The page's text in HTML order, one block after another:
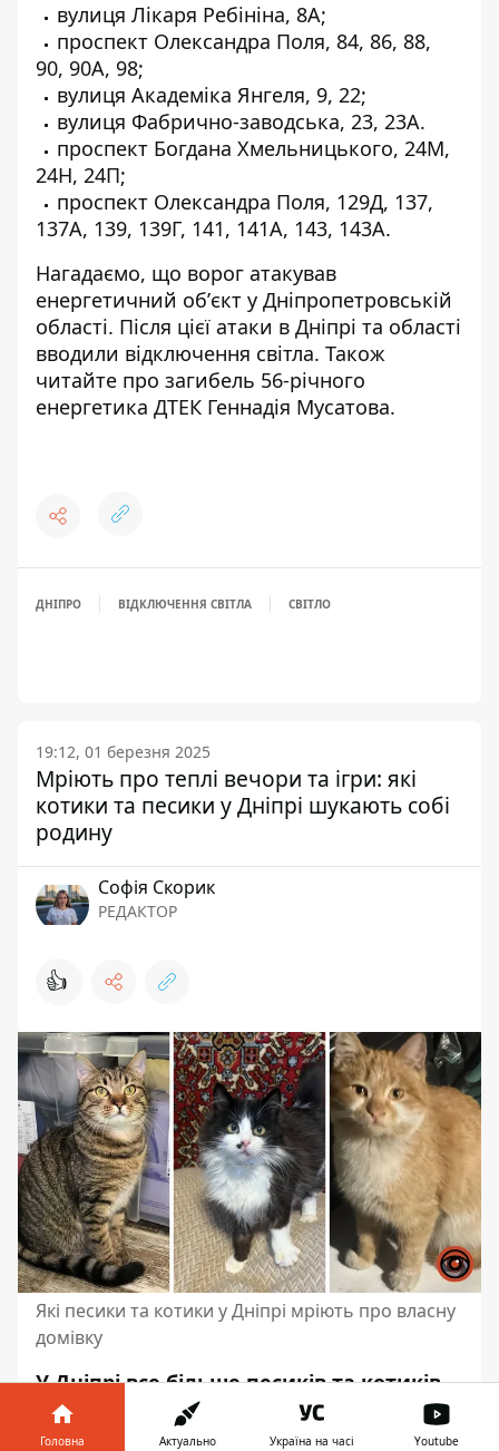
вулиця Лікаря Ребініна, 8А;
проспект Олександра Поля, 84, 86, 88,
90, 90А, 98;
вулиця Академіка Янгеля, 9, 22;
вулиця Фабрично-заводська, 23, 23А.
проспект Богдана Хмельницького, 24М,
24Н, 24П;
проспект Олександра Поля, 129Д, 137,
137А, 139, 139Г, 141, 141А, 143, 143А.
Нагадаємо, що ворог атакував
енергетичний обʼєкт у Дніпропетровській
області. Після цієї атаки в Дніпрі та області
вводили відключення світла. Також
читайте про загибель 56-річного
енергетика ДТЕК Геннадія Мусатова.
ДНІПРО ВІДКЛЮЧЕННЯ СВІТЛА СВІТЛО
19:12, 01 березня 2025
Мріють про теплі вечори та ігри: які
котики та песики у Дніпрі шукають собі
родину
Софія Скорик
РЕДАКТОР
👍
Які песики та котики у Дніпрі мріють про власну
домівку
У Дніпрі все більше песиків та котиків
шукають собі люблячі родини. Деяких
пухнастиків вивозять із зон бойових
Головна Актуально Україна на часі Youtube